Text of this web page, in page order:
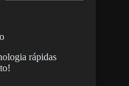
rápidas